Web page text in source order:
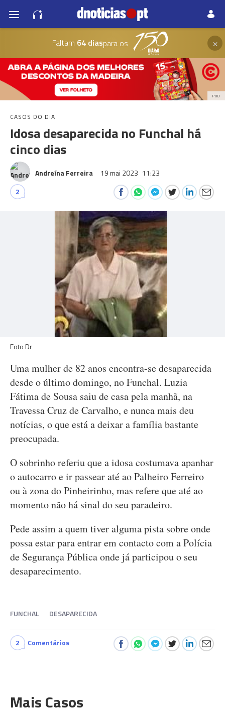
Faltam 64 diaspara os ×
PUB
CASOS DO DIA
Idosa desaparecida no Funchal há
cinco dias
Andreína Ferreira 19 mai 2023 11:23
2
Foto Dr
Uma mulher de 82 anos encontra-se desaparecida
desde o último domingo, no Funchal. Luzia
Fátima de Sousa saiu de casa pela manhã, na
Travessa Cruz de Carvalho, e nunca mais deu
notícias, o que está a deixar a família bastante
preocupada.
O sobrinho referiu que a idosa costumava apanhar
o autocarro e ir passear até ao Palheiro Ferreiro
ou à zona do Pinheirinho, mas refere que até ao
momento não há sinal do seu paradeiro.
Pede assim a quem tiver alguma pista sobre onde
possa estar para entrar em contacto com a Polícia
de Segurança Pública onde já participou o seu
desaparecimento.
FUNCHAL DESAPARECIDA
2 Comentários
Mais Casos